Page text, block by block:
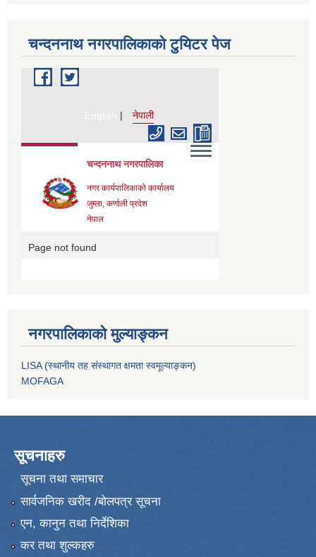
चन्दननाथ नगरपालिकाको टुयिटर पेज
नगरपालिकाको मुल्याङ्कन
LISA (स्थानीय तह संस्थागत क्षमता स्वमूल्याङ्कन)
MOFAGA
सूचनाहरु
सूचना तथा समाचार
सार्वजनिक खरीद /बोलपत्र सूचना
एन, कानुन तथा निर्देशिका
कर तथा शुल्कहरु